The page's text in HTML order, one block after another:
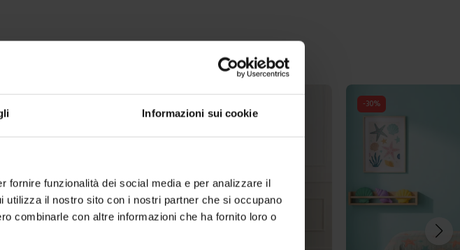
Informazioni sui cookie
fornire funzionalità dei social media e per analizzare il
il nostro sito con i nostri partner che si occupano
combinarle con altre informazioni che ha fornito loro o
-30%